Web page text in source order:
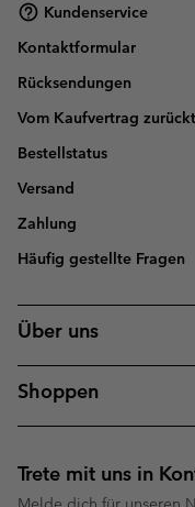
Kundenservice
Kontaktformular
Rücksendungen
Vom Kaufvertrag
Bestellstatus
Versand
Zahlung
Häufig gestellte Fragen
Über uns
Shoppen
Trete mit uns in